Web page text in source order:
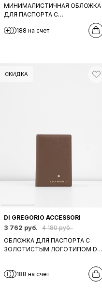
МИНИМАЛИСТИЧНАЯ ОБЛОЖКА
ДЛЯ ПАСПОРТА C
ЗОЛОТИСТЫМ ЛОГОТИПОМ DI
GREGORIO ГОЛУБОГО ЦВЕТА
188 на счет
СКИДКА
DI GREGORIO ACCESSORI
3 762 руб.
4 180 руб.
ОБЛОЖКА ДЛЯ ПАСПОРТА C
ЗОЛОТИСТЫМ ЛОГОТИПОМ DI
188 на счет